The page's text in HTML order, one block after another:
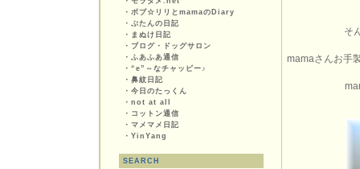
・ ボブ☆リリとmamaのDiary
・ ぷたんの日記
・ まぬけ日記
・ ブログ・ドッグサロン
・ ふあふあ通信
・ “e”～なチャッピー♪
・ 鼻紋日記
・ 今日のたっくん
・ not at all
・ コットン通信
・ マメマメ日記
・ YinYang
SEARCH
そ
mamaさんお手